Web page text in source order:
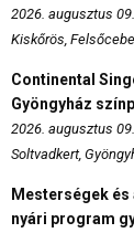
2026. augusztus
Kiskőrös,
Continental
Gyöngyház
2026. augusztus
Soltvadkert,
Mesterségek
nyári program